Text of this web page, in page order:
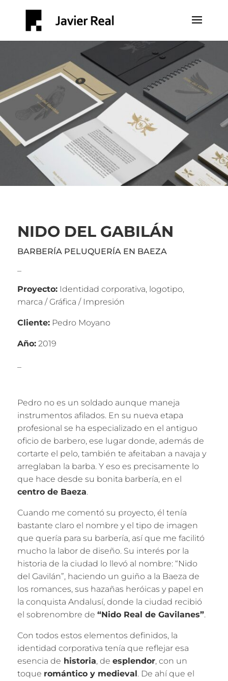
NIDO DEL GABILÁN
BARBERÍA PELUQUERÍA EN BAEZA
Proyecto:Identidad corporativa, logotipo,
marca / Gráfica / Impresión
Cliente:Pedro Moyano
Año:2019
Pedro no es un soldado aunque maneja
instrumentos afilados. En su nueva etapa
profesional se ha especializado en el antiguo
oficio de barbero, ese lugar donde, además de
cortarte el pelo, también te afeitaban a navaja y
arreglaban la barba. Y eso es precisamente lo
que hace desde su bonita barbería, en el
centro de Baeza.
Cuando me comentó su proyecto, él tenía
bastante claro el nombre y el tipo de imagen
que quería para su barbería, así que me facilitó
mucho la labor de diseño. Su interés por la
historia de la ciudad lo llevó al nombre: “Nido
del Gavilán”, haciendo un guiño a la Baeza de
los romances, sus hazañas heróicas y papel en
la conquista Andalusí, donde la ciudad recibió
el sobrenombre de “Nido Real de Gavilanes”.
Con todos estos elementos definidos, la
identidad corporativa tenía que reflejar esa
esencia de historia, de esplendor, con un
toque romántico y medieval. De ahí que el